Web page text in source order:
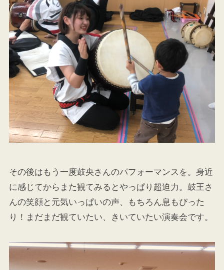
その後はもう一度鼓央さんのパフォーマンスを。身近
に感じてからまた観てみるとやっぱり超迫力。鼓王さ
んの笑顔と元気いっぱいの声、もちろん息もぴった
り！まだまだ観ていたい、きいていたい演奏会です。